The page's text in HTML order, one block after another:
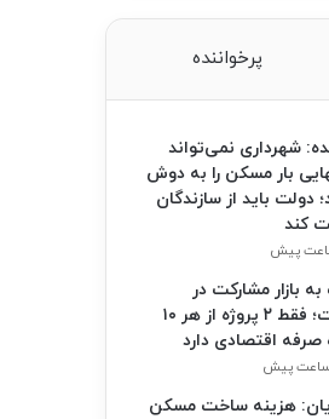
پرخواننده
شهرداری نمی‌تواند
بار مسکن را به دوش
دولت باید از سازندگان
کند
بازار مشارکت در
ساخت؛ فقط ۲ پروژه از هر ۱۰
صرفه اقتصادی دارد
هزینه ساخت مسکن